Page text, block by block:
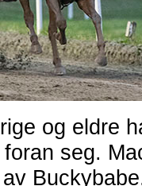
og eldre
seg.